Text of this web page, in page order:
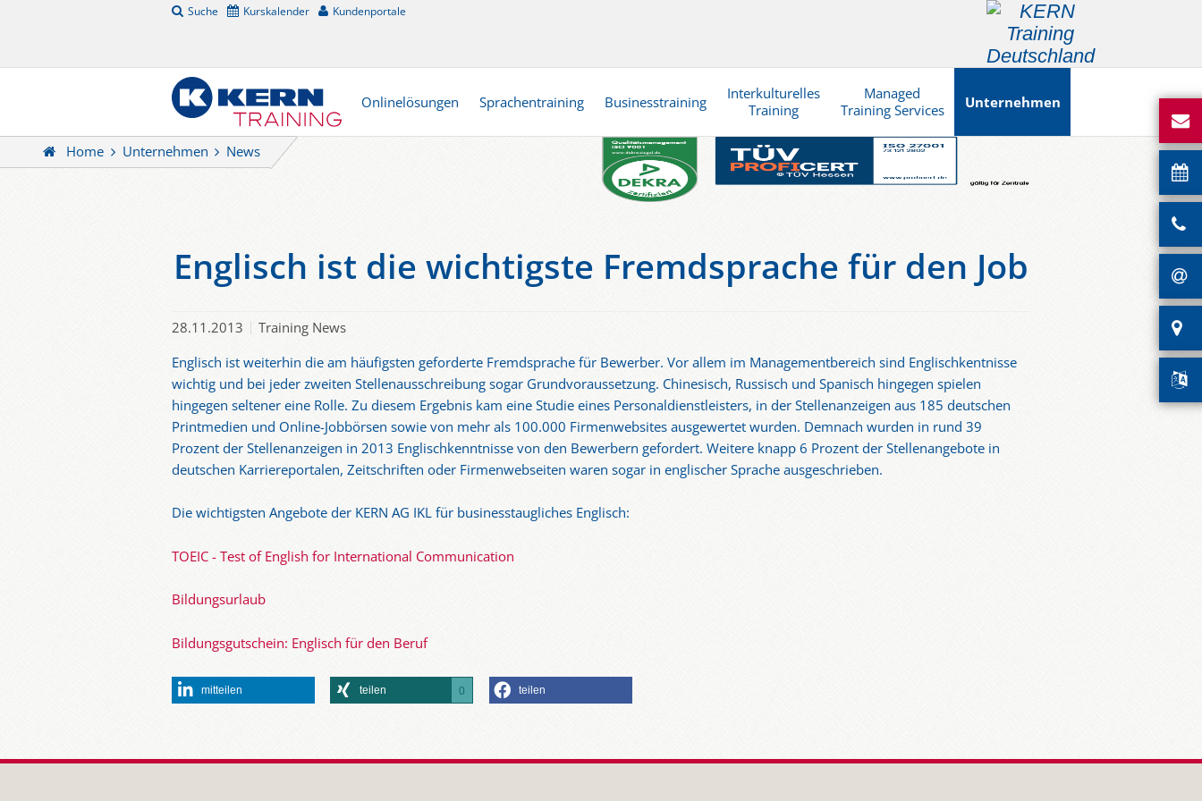
Suche Kurskalender Kundenportale
Onlinelösungen Sprachentraining Businesstraining
Interkulturelles
Training
Managed
Training Services
Unternehmen
Home Unternehmen News
Englisch ist die wichtigste Fremdsprache für den Job
28.11.2013
Training News
Englisch ist weiterhin die am häufigsten geforderte Fremdsprache für Bewerber. Vor allem im Managementbereich sind Englischkentnisse
wichtig und bei jeder zweiten Stellenausschreibung sogar Grundvoraussetzung. Chinesisch, Russisch und Spanisch hingegen spielen
hingegen seltener eine Rolle. Zu diesem Ergebnis kam eine Studie eines Personaldienstleisters, in der Stellenanzeigen aus 185 deutschen
Printmedien und Online-Jobbörsen sowie von mehr als 100.000 Firmenwebsites ausgewertet wurden. Demnach wurden in rund 39
Prozent der Stellenanzeigen in 2013 Englischkenntnisse von den Bewerbern gefordert. Weitere knapp 6 Prozent der Stellenangebote in
deutschen Karriereportalen, Zeitschriften oder Firmenwebseiten waren sogar in englischer Sprache ausgeschrieben.
Die wichtigsten Angebote der KERN AG IKL für businesstaugliches Englisch:
TOEIC - Test of English for International Communication
Bildungsurlaub
Bildungsgutschein: Englisch für den Beruf
mitteilen teilen 0 teilen